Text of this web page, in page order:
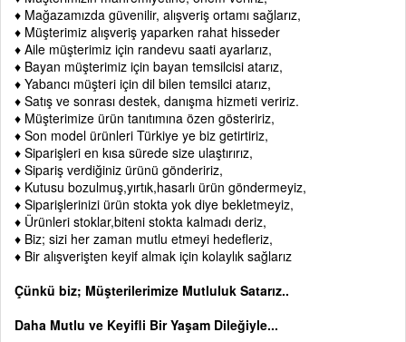
♦ Mağazamızda güvenilir, alışveriş ortamı sağlarız,
♦ Müşterimiz alışveriş yaparken rahat hisseder
♦ Aile müşterimiz için randevu saati ayarlarız,
♦ Bayan müşterimiz için bayan temsilcisi atarız,
♦ Yabancı müşteri için dil bilen temsilci atarız,
♦ Satış ve sonrası destek, danışma hizmeti veririz.
♦ Müşterimize ürün tanıtımına özen gösteririz,
♦ Son model ürünleri Türkiye ye biz getirtiriz,
♦ Siparişleri en kısa sürede size ulaştırırız,
♦ Sipariş verdiğiniz ürünü göndeririz,
♦ Kutusu bozulmuş,yırtık,hasarlı ürün göndermeyiz,
♦ Siparişlerinizi ürün stokta yok diye bekletmeyiz,
♦ Ürünleri stoklar,biteni stokta kalmadı deriz,
♦ Biz; sizi her zaman mutlu etmeyi hedefleriz,
♦ Bir alışverişten keyif almak için kolaylık sağlarız
Çünkü biz; Müşterilerimize Mutluluk Satarız..
Daha Mutlu ve Keyifli Bir Yaşam Dileğiyle...